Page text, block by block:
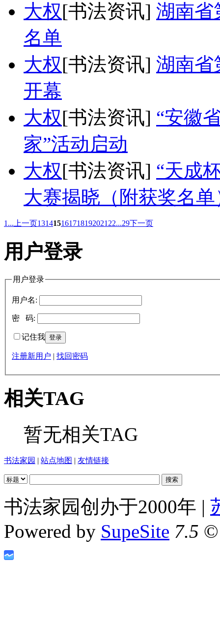
大权[书法资讯] 湖南省
名单
大权[书法资讯] 湖南省
开幕
大权[书法资讯] “安徽
家”活动启动
大权[书法资讯] “天成
大赛揭晓（附获奖名单
1... 上一页131415161718192021 22...29下一页
用户登录
用户登录
用户名:
密 码:
记住我
注册新用户 | 找回密码
相关TAG
暂无相关TAG
书法家园 | 站点地图 | 友情链接
书法家园创办于2000年 |
Powered by SupeSite 7.5 ©